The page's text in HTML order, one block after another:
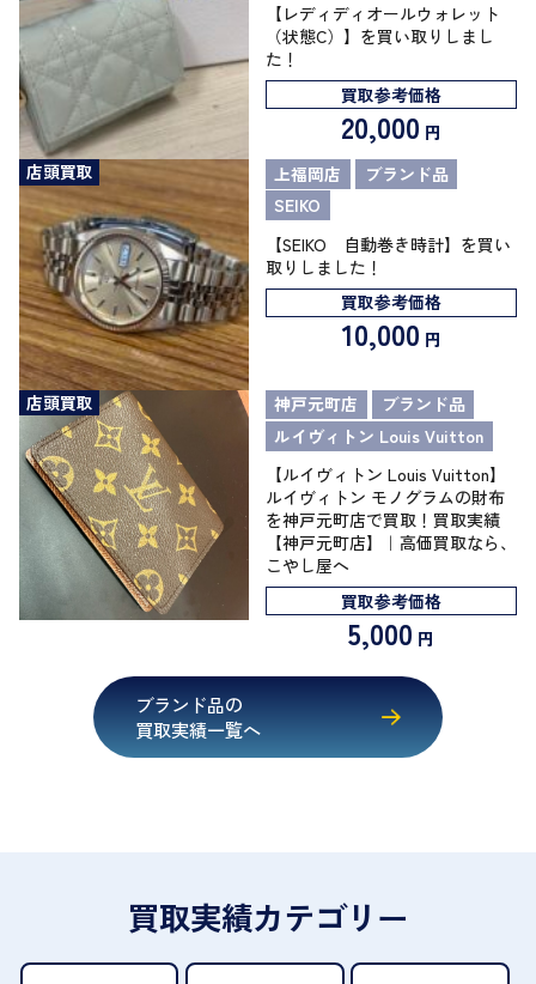
【レディディオールウォレット
（状態C）】を買い取りしまし
た！
買取参考価格
20,000 円
店頭買取
上福岡店
ブランド品
SEIKO
【SEIKO 自動巻き時計】を買い
取りしました！
買取参考価格
10,000 円
店頭買取 神戸元町店
ブランド品
ルイヴィトン Louis Vuitton
【ルイヴィトン Louis Vuitton】
ルイヴィトン モノグラムの財布
を神戸元町店で買取！買取実績
【神戸元町店】｜高価買取なら、
こやし屋へ
買取参考価格
5,000 円
ブランド品の
買取実績一覧へ
買取実績カテゴリー